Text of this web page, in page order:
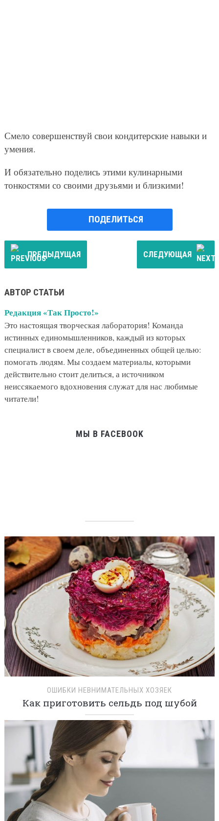
Смело совершенствуй свои кондитерские навыки и
умения.
И обязательно поделись этими кулинарными
тонкостями со своими друзьями и близкими!
ПОДЕЛИТЬСЯ
ПРЕДЫДУЩАЯ СЛЕДУЮЩАЯ
АВТОР СТАТЬИ
Редакция «Так Просто!»
Это настоящая творческая лаборатория! Команда
истинных единомышленников, каждый из которых
специалист в своем деле, объединенных общей целью:
помогать людям. Мы создаем материалы, которыми
действительно стоит делиться, а источником
неиссякаемого вдохновения служат для нас любимые
читатели!
МЫ В FACEBOOK
ОШИБКИ НЕВНИМАТЕЛЬНЫХ ХОЗЯЕК
Как приготовить сельдь под шубой